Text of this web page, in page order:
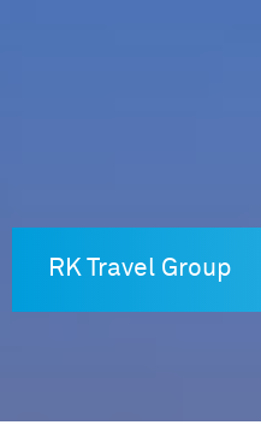
RK Travel Group